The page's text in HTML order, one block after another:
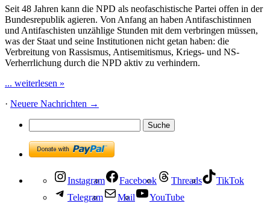
Seit 48 Jahren kann die NPD als neofaschistische Partei offen in der
Bundesrepublik agieren. Von Anfang an haben Antifaschistinnen
und Antifaschisten unzählige Stunden mit dem verbringen müssen,
was der Staat und seine Institutionen nicht getan haben: die
Verbreitung von Rassismus, Antisemitismus, Kriegs- und NS-
Verherrlichung durch die NPD aktiv zu verhindern.
... weiterlesen »
· Neuere Nachrichten →
Instagram Facebook Threads
TikTok
Telegram
Mail YouTube